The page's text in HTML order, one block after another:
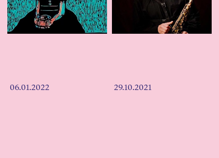
06.01.2022 29.10.2021